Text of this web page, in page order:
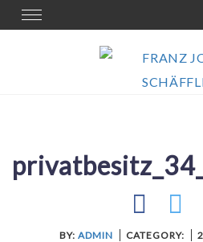
Skip
to
Toggle
navigation
BY: ADMIN CATEGORY: